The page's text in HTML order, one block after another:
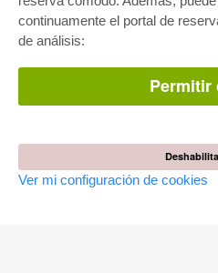
continuamente el portal de
de análisis:
Permitir
Ver mi configuración de cookies
E-COLLECTION
Paquete de especialidades
Facilitación de E-Books
Preguntas mas frequentes(FAQ)
Condiciones